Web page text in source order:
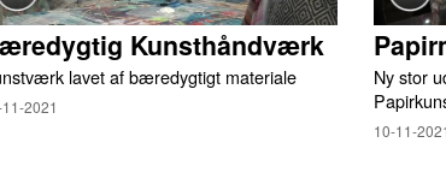
Kunsthåndværk
lavet af bæredygtigt materiale
2021
Ny stor
10-11-